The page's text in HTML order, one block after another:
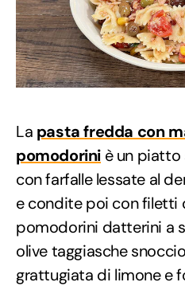
La pasta fredda con
pomodorini è un
con farfalle lessate al
e condite poi con filetti
pomodorini datterini a
olive taggiasche
grattugiata di limone e